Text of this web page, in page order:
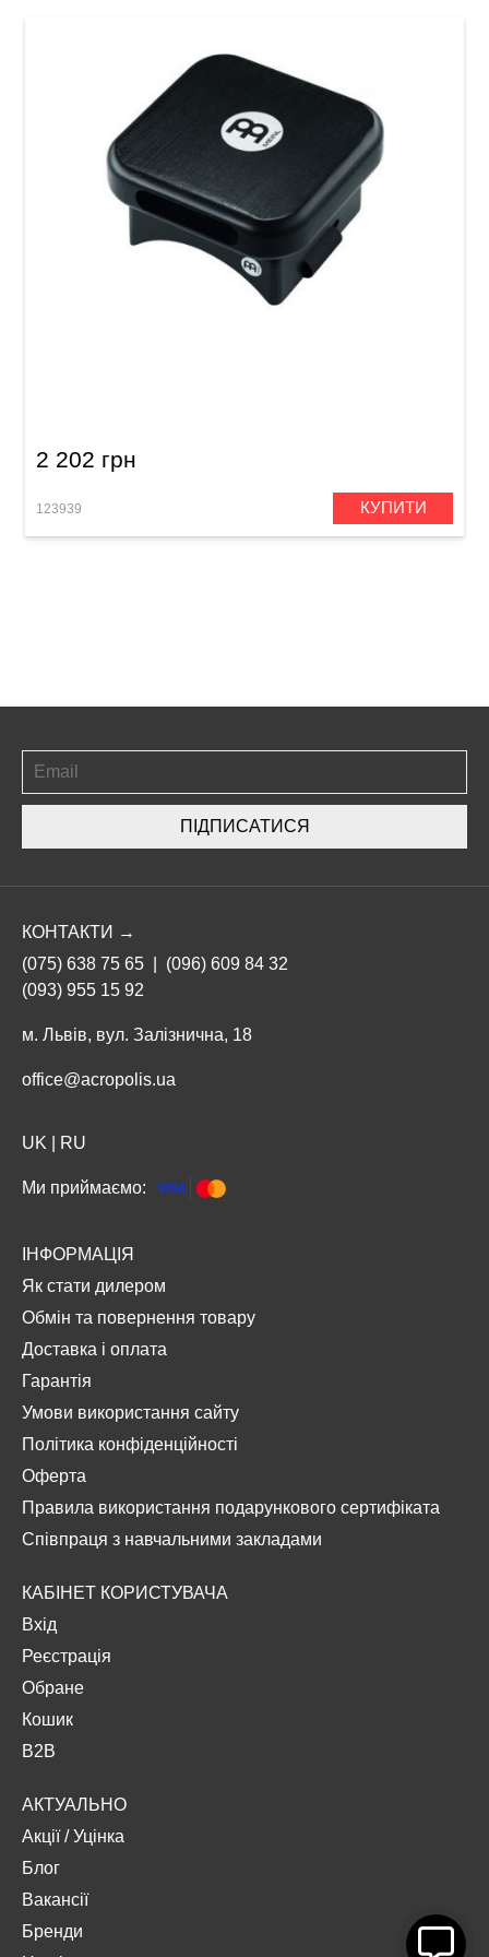
2 202 грн
123939 КУПИТИ
ПІДПИСАТИСЯ
КОНТАКТИ →
(075) 638 75 65
(096) 609 84 32
(093) 955 15 92
м. Львів, вул. Залізнична, 18
office@acropolis.ua
UK RU
Ми приймаємо:
ІНФОРМАЦІЯ
Як стати дилером
Обмін та повернення товару
Доставка і оплата
Гарантія
Умови використання сайту
Політика конфіденційності
Оферта
Правила використання подарункового сертифіката
Співпраця з навчальними закладами
КАБІНЕТ КОРИСТУВАЧА
Вхід
Реєстрація
Обране
Кошик
B2B
АКТУАЛЬНО
Акції/Уцінка
Блог
Вакансії
Бренди